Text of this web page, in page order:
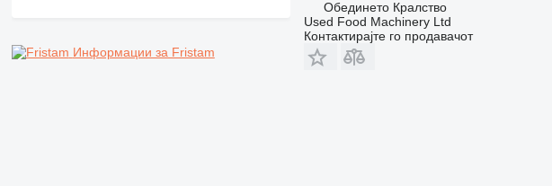
Информации за Fristam
Обединето Кралство
Used Food Machinery Ltd
Контактирајте го продавачот